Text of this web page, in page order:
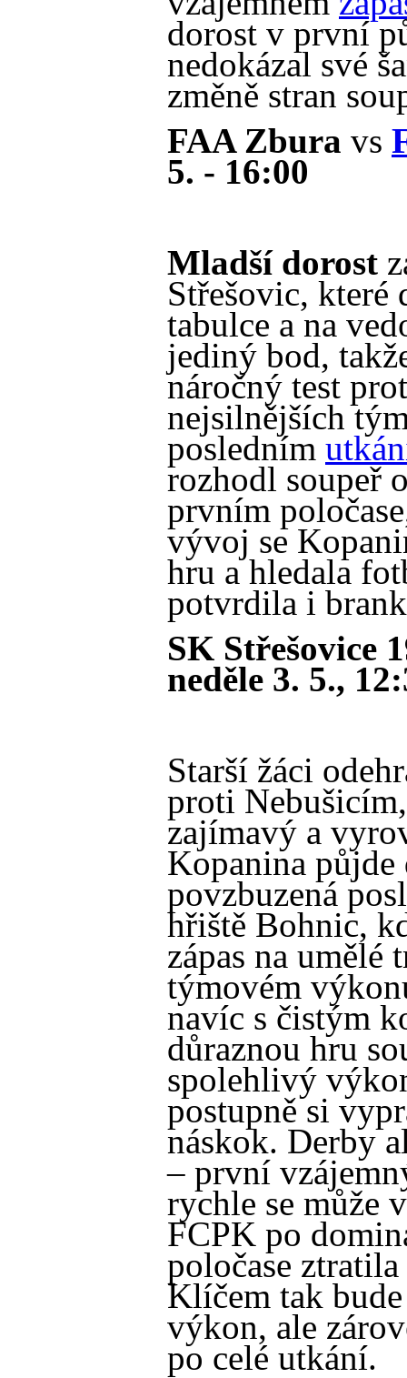
dorost v první
nedokázal své
změně stran
FAA Zbura vs
5. - 16:00
Mladší dorost
Střešovic, které
tabulce a na
jediný bod,
náročný test
nejsilnějších
posledním
rozhodl soupeř
prvním
vývoj se
hru a hledala
potvrdila i
SK Střešovice
neděle 3. 5.,
Starší žáci
proti
zajímavý a
Kopanina
povzbuzená
hřiště Bohnic,
zápas na umělé
týmovém
navíc s čistým
důraznou hru
spolehlivý
postupně si
náskok. Derby
– první
rychle se může
FCPK po
poločase
Klíčem tak
výkon, ale
po celé utkání.